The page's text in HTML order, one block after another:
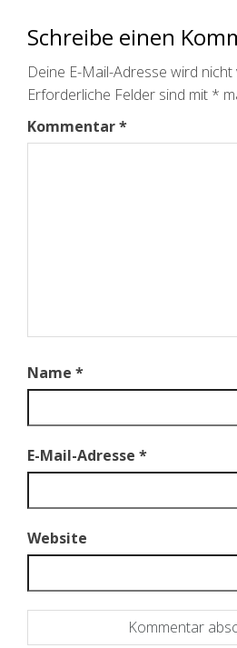
Schreibe einen
Deine E-Mail-Adresse wird
Erforderliche Felder sind mit *
Kommentar*
Name *
E-Mail-Adresse *
Website